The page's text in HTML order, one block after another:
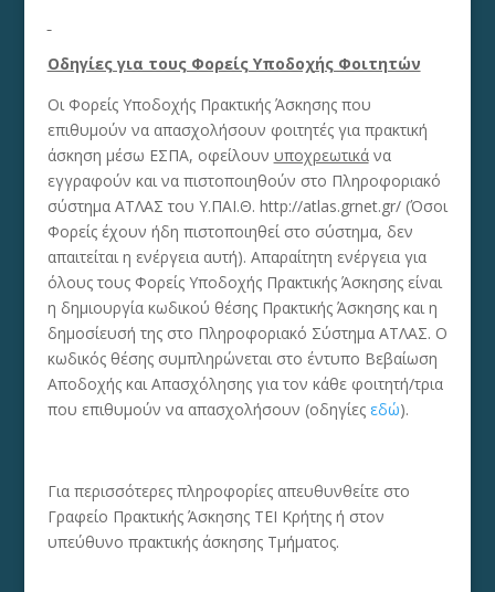
Οδηγίες για τους Φορείς Υποδοχής Φοιτητών
Οι Φορείς Υποδοχής Πρακτικής Άσκησης που
επιθυμούν να απασχολήσουν φοιτητές για πρακτική
άσκηση μέσω ΕΣΠΑ, οφείλουν υποχρεωτικάνα
εγγραφούν και να πιστοποιηθούν στο Πληροφοριακό
σύστημα ΑΤΛΑΣ του Υ.ΠΑΙ.Θ. http://atlas.grnet.gr/ (Όσοι
Φορείς έχουν ήδη πιστοποιηθεί στο σύστημα, δεν
απαιτείται η ενέργεια αυτή). Απαραίτητη ενέργεια για
όλους τους Φορείς Υποδοχής Πρακτικής Άσκησης είναι
η δημιουργία κωδικού θέσης Πρακτικής Άσκησης και η
δημοσίευσή της στο Πληροφοριακό Σύστημα ΑΤΛΑΣ. Ο
κωδικός θέσης συμπληρώνεται στο έντυπο Βεβαίωση
Αποδοχής και Απασχόλησης για τον κάθε φοιτητή/τρια
που επιθυμούν να απασχολήσουν (οδηγίες εδώ).
Για περισσότερες πληροφορίες απευθυνθείτε στο
Γραφείο Πρακτικής Άσκησης ΤΕΙ Κρήτης ή στον
υπεύθυνο πρακτικής άσκησης Τμήματος.